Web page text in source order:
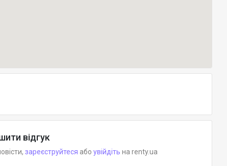
відгук
зареєструйтеся або увійдіть на renty.ua